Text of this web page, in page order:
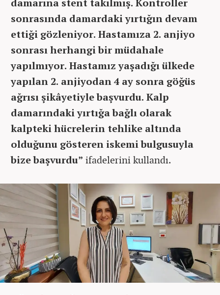
damarına stent takılmış. Kontroller
sonrasında damardaki yırtığın devam
ettiği gözleniyor. Hastamıza 2. anjiyo
sonrası herhangi bir müdahale
yapılmıyor. Hastamız yaşadığı ülkede
yapılan 2. anjiyodan 4 ay sonra göğüs
ağrısı şikâyetiyle başvurdu. Kalp
damarındaki yırtığa bağlı olarak
kalpteki hücrelerin tehlike altında
olduğunu gösteren iskemi bulgusuyla
bize başvurdu” ifadelerini kullandı.